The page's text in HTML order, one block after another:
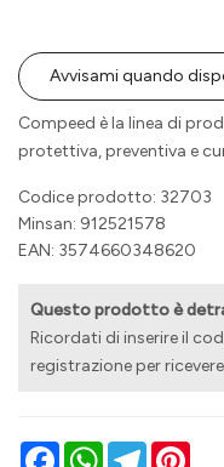
Avvisami quando
Compeed è la linea di
protettiva, preventiva e
Codice prodotto: 32703
Minsan: 912521578
EAN: 3574660348620
Questo prodotto è
Ricordati di inserire il
registrazione per
FacebookWhatsAppTelegram